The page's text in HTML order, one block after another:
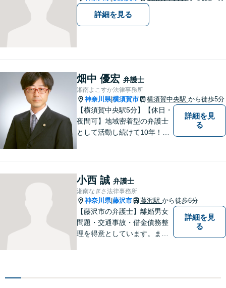
詳細を見る
畑中 優宏 弁護士
湘南よこすか法律事務所
神奈川県|横須賀市 横須賀中央駅 から徒歩5分
【横須賀中央駅5分】【休日・
夜間可】地域密着型の弁護士
として活動し続けて10年！豊
可】【女性弁護士在籍】
詳細を見
る
小西 誠 弁護士
湘南なぎさ法律事務所
神奈川県|藤沢市 藤沢駅 から徒歩6分
【藤沢市の弁護士】離婚男女
問題・交通事故・借金債務整
理を得意としています。ま
談ください。
詳細を見
る